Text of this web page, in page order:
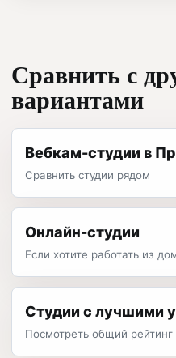
Сравнить с
вариантами
Вебкам-студии в
Сравнить студии рядом
Онлайн-студии
Если хотите работать из
Студии с лучшими
Посмотреть общий рейтинг